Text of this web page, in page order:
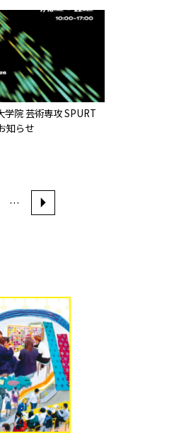
学院 芸術専攻 SPURT
知らせ
…